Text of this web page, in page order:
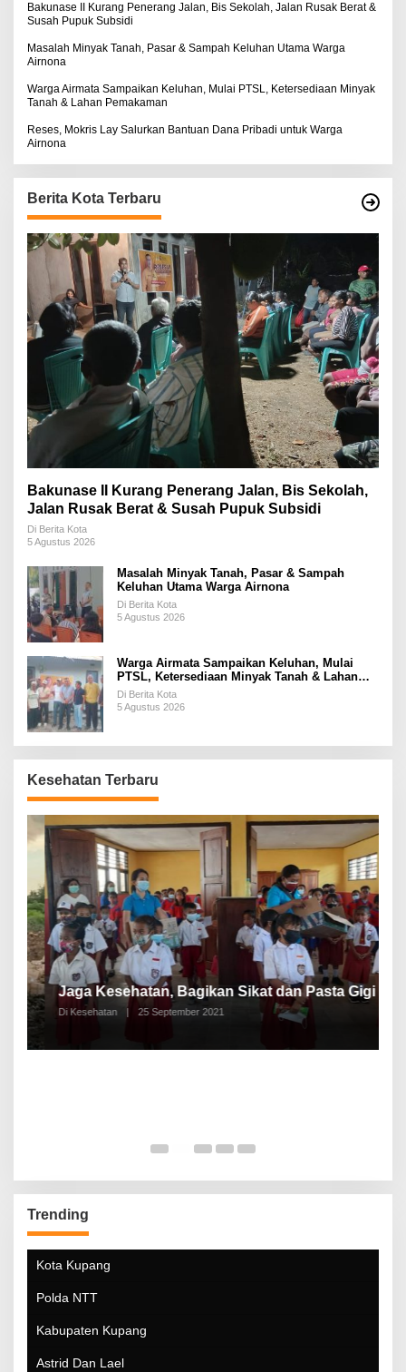
Bakunase II Kurang Penerang Jalan, Bis Sekolah, Jalan Rusak Berat &
Susah Pupuk Subsidi
Masalah Minyak Tanah, Pasar & Sampah Keluhan Utama Warga
Airnona
Warga Airmata Sampaikan Keluhan, Mulai PTSL, Ketersediaan Minyak
Tanah & Lahan Pemakaman
Reses, Mokris Lay Salurkan Bantuan Dana Pribadi untuk Warga
Airnona
Berita Kota Terbaru
Bakunase II Kurang Penerang Jalan, Bis Sekolah,
Jalan Rusak Berat & Susah Pupuk Subsidi
Di Berita Kota
5 Agustus 2026
Masalah Minyak Tanah, Pasar & Sampah
Keluhan Utama Warga Airnona
Di Berita Kota
5 Agustus 2026
Warga Airmata Sampaikan Keluhan, Mulai
PTSL, Ketersediaan Minyak Tanah & Lahan
Pemakaman
Di Berita Kota
5 Agustus 2026
Kesehatan Terbaru
Jaga Kesehatan, Bagikan Sikat dan Pasta Gigi
Di Kesehatan | 25 September 2021
Trending
Kota Kupang
Polda NTT
Kabupaten Kupang
Astrid Dan Lael